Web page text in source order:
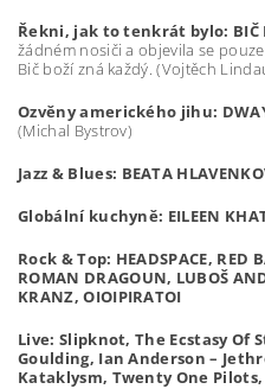
Řekni, jak to tenkrát bylo: BIČ
žádném nosiči a objevila se
Bič boží zná každý. (Vojtěch
Ozvěny amerického jihu:
(Michal Bystrov)
Jazz & Blues: BEATA
Globální kuchyně: EILEEN
Rock & Top: HEADSPACE, RED
ROMAN DRAGOUN, LUBOŠ
KRANZ, OIOIPIRATOI
Live: Slipknot, The Ecstasy Of
Goulding, Ian Anderson –
Kataklysm, Twenty One